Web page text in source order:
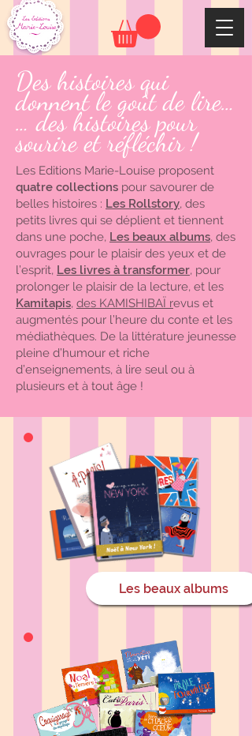
Des histoires qui
donnent le goût de lire…
… des histoires pour
sourire et réfléchir !
Les Editions Marie-Louise proposent
quatre collections pour savourer de
belles histoires : Les Rollstory, des
petits livres qui se déplient et tiennent
dans une poche, Les beaux albums, des
ouvrages pour le plaisir des yeux et de
l’esprit, Les livres à transformer, pour
prolonger le plaisir de la lecture, et les
Kamitapis, des KAMISHIBAÏ revus et
augmentés pour l’heure du conte et les
médiathèques. De la littérature jeunesse
pleine d’humour et riche
d’enseignements, à lire seul ou à
plusieurs et à tout âge !
Les beaux albums